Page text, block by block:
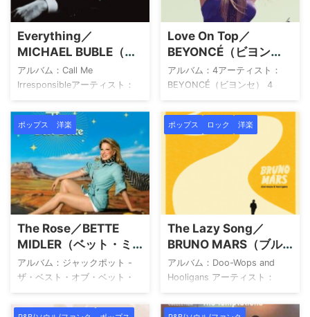
Everything／
MICHAEL BUBLE（マ
イケル・ブーブレ）
アルバム：Call Me
Irresponsibleアーティスト：
MICHAEL BUBLE（マイケル・
ブーブレ） Call Me
Irresponsible マイケル・ブー
ブレ Amazon 楽天市場
Yahoo!ショッピング HMV
TOWER RECORDS Book Off
メルカリ provided by
Wedding Sound アーティスト
について MICHAEL
BUBLE（マイケル・ブーブ
レ）は、1975年生まれ、カナ
ダ出身のシンガーソングライ
ターで世界中で高い人気を誇
Love On Top／
BEYONCÉ（ビヨン
セ）
アルバム：4アーティスト：
BEYONCÉ（ビヨンセ） 4
BEYONCÉ（ビヨンセ）
Amazon 楽天市場 Yahoo!ショ
ッピング HMV TOWER
RECORDS Book Off メルカリ
provided by Wedding Sound
アーティストについて
BEYONCÉ（ビヨンセ）は、テ
キサス州ヒューストン出身。
少女時代のグループ「Girl’s
Tyme」を経て「Destiny’s
Child」としてブレイクし、解
散後はソロへ。2003年に
『Dangerously in Love』でデ
ポップス 洋楽
The Rose／BETTE
MIDLER（ベット・ミ
ドラー）
アルバム：ジャックポット -
ザ・ベスト・オブ・ベット・
ミドラーアーティスト：
BETTE MIDLER（ベット・ミド
ポップス ロック 洋楽
The Lazy Song／
BRUNO MARS（ブル
ーノ・マーズ）
アルバム：Doo-Wops and
Hooligans アーティスト：
BRUNO MARSs（ブルーノ・
マーズ） Doo-Wops and